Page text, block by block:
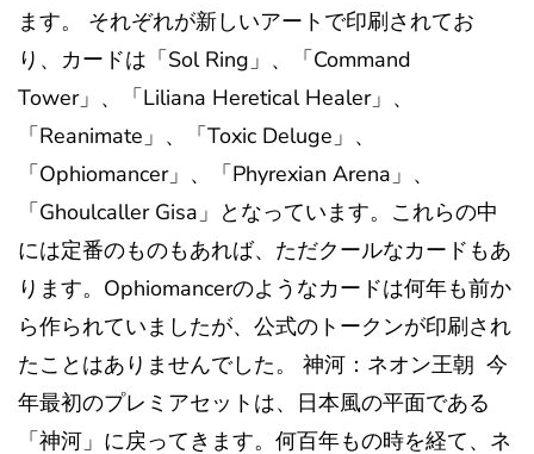
ます。 それぞれが新しいアートで印刷されてお
り、カードは「Sol Ring」、「Command
Tower」、「Liliana Heretical Healer」、
「Reanimate」、「Toxic Deluge」、
「Ophiomancer」、「Phyrexian Arena」、
「Ghoulcaller Gisa」となっています。これらの中
には定番のものもあれば、ただクールなカードもあ
ります。Ophiomancerのようなカードは何年も前か
ら作られていましたが、公式のトークンが印刷され
たことはありませんでした。 神河：ネオン王朝 今
年最初のプレミアセットは、日本風の平面である
「神河」に戻ってきます。何百年もの時を経て、ネ